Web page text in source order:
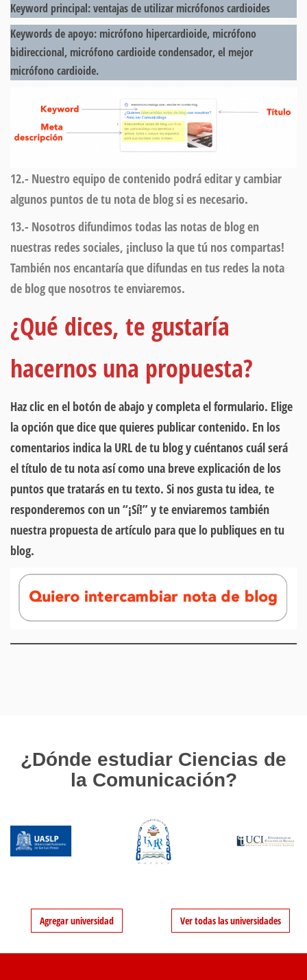
Keyword principal:ventajas de utilizarmicrófonos cardioides
Keywords de apoyo: micrófono hipercardioide, micrófono
bidireccional, micrófono cardioide condensador, el mejor
micrófono cardioide.
12.- Nuestro equipo de contenido podrá editar y cambiar
algunos puntos de tu nota de blogsi es necesario.
13.- Nosotros difundimos todas las notas de blog en
nuestras redes sociales, ¡incluso la que tú nos compartas!
También nos encantaríaque difundas en tus redes la nota
de blog que nosotros te enviaremos.
¿Qué dices, te gustaría
hacernos una propuesta?
Haz clic en el botón de abajo y completa el formulario. Elige
la opción que dice que quieres publicar contenido. En los
comentarios indica la URL de tu blog y cuéntanos cuál será
el título de tu notaasí como una breve explicación de los
puntos que tratarás en tu texto. Si nos gusta tu idea, te
responderemos con un “¡Sí!” y te enviaremos también
nuestra propuesta de artículo para que lo publiques en tu
blog.
¿Dónde estudiar Ciencias de
la Comunicación?
Agregar universidad Ver todas las universidades